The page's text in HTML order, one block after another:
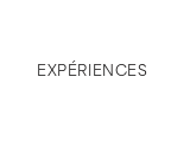
EXPÉRIENCES